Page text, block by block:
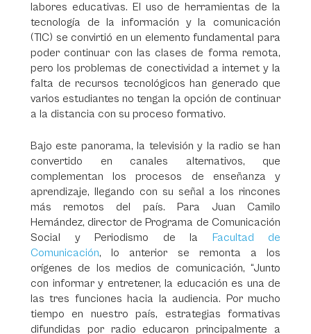
labores educativas. El uso de herramientas de la
tecnología de la información y la comunicación
(TIC) se convirtió en un elemento fundamental para
poder continuar con las clases de forma remota,
pero los problemas de conectividad a internet y la
falta de recursos tecnológicos han generado que
varios estudiantes no tengan la opción de continuar
a la distancia con su proceso formativo.
Bajo este panorama, la televisión y la radio se han
convertido en canales alternativos, que
complementan los procesos de enseñanza y
aprendizaje, llegando con su señal a los rincones
más remotos del país. Para Juan Camilo
Hernández, director de Programa de Comunicación
Social y Periodismo de la Facultad de
Comunicación, lo anterior se remonta a los
orígenes de los medios de comunicación, “Junto
con informar y entretener, la educación es una de
las tres funciones hacia la audiencia. Por mucho
tiempo en nuestro país, estrategias formativas
difundidas por radio educaron principalmente a